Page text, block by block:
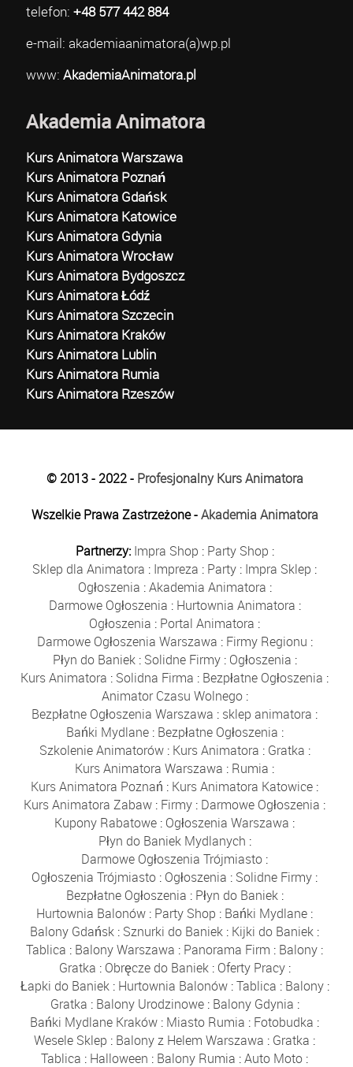
telefon: +48 577 442 884
e-mail: akademiaanimatora(a)wp.pl
www: AkademiaAnimatora.pl
Akademia Animatora
Kurs Animatora Warszawa
Kurs Animatora Poznań
Kurs Animatora Gdańsk
Kurs Animatora Katowice
Kurs Animatora Gdynia
Kurs Animatora Wrocław
Kurs Animatora Bydgoszcz
Kurs Animatora Łódź
Kurs Animatora Szczecin
Kurs Animatora Kraków
Kurs Animatora Lublin
Kurs Animatora Rumia
Kurs Animatora Rzeszów
© 2013 - 2022 - Profesjonalny Kurs Animatora
Wszelkie Prawa Zastrzeżone -Akademia Animatora
Partnerzy: Impra Shop : Party Shop :
Sklep dla Animatora : Impreza : Party : Impra Sklep :
Ogłoszenia :Akademia Animatora :
Darmowe Ogłoszenia : Hurtownia Animatora :
Ogłoszenia : Portal Animatora :
Darmowe Ogłoszenia Warszawa : Firmy Regionu :
Płyn do Baniek: Solidne Firmy: Ogłoszenia :
Kurs Animatora : Solidna Firma : Bezpłatne Ogłoszenia :
Animator Czasu Wolnego:
Bezpłatne Ogłoszenia Warszawa : sklep animatora :
Bańki Mydlane: Bezpłatne Ogłoszenia :
Szkolenie Animatorów: Kurs Animatora : Gratka :
Kurs Animatora Warszawa : Rumia :
Kurs Animatora Poznań : Kurs Animatora Katowice :
Kurs Animatora Zabaw : Firmy : Darmowe Ogłoszenia :
Kupony Rabatowe : Ogłoszenia Warszawa :
Płyn do Baniek Mydlanych :
Darmowe Ogłoszenia Trójmiasto :
Ogłoszenia Trójmiasto : Ogłoszenia : Solidne Firmy :
Bezpłatne Ogłoszenia : Płyn do Baniek:
Hurtownia Balonów : Party Shop : Bańki Mydlane :
Balony Gdańsk : Sznurki do Baniek : Kijki do Baniek :
Tablica : Balony Warszawa : Panorama Firm : Balony :
Gratka : Obręcze do Baniek: Oferty Pracy:
Łapki do Baniek: Hurtownia Balonów:Tablica : Balony:
Gratka : Balony Urodzinowe: Balony Gdynia :
Bańki Mydlane Kraków : Miasto Rumia : Fotobudka :
Wesele Sklep : Balony z Helem Warszawa : Gratka :
Tablica : Halloween : Balony Rumia :Auto Moto :